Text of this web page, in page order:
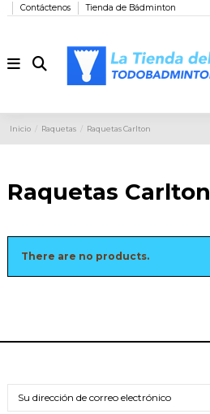
Contáctenos Tienda de Bádminton
Inicio Raquetas Raquetas Carlton
Raquetas Carlton
There are no products.